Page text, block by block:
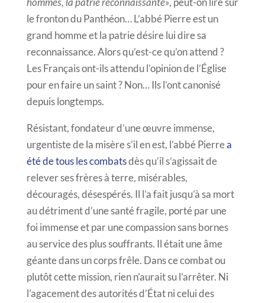
le fronton du Panthéon… L’abbé Pierre est un
grand homme et la patrie désire lui dire sa
reconnaissance. Alors qu’est-ce qu’on attend ?
Les Français ont-ils attendu l’opinion de l’Église
pour en faire un saint ? Non… Ils l’ont canonisé
depuis longtemps.
Résistant, fondateur d’une œuvre immense,
urgentiste de la misère s’il en est, l’abbé Pierrea
été de tous les combatsdès qu’il s’agissait de
relever ses frères à terre, misérables,
découragés, désespérés. Il l’a fait jusqu’à sa mort
au détriment d’une santé fragile, porté par une
foi immense et par une compassion sans bornes
au service des plus souffrants. Il était une âme
géante dans un corps frêle. Dans ce combat ou
plutôt cette mission, rien n’aurait su l’arrêter. Ni
l’agacement des autorités d’État ni celui des